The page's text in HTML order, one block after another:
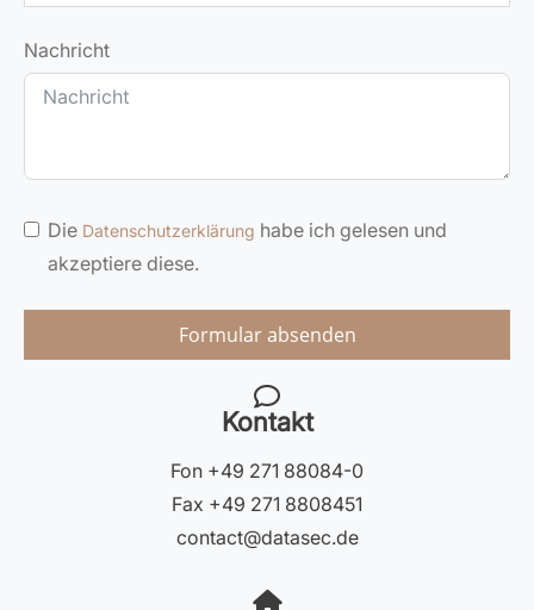
Kontakt
Fon +49 271 88084-0
Fax +49 271 8808451
contact@datasec.de
Nachricht
Die Datenschutzerklärung habe ich gelesen und
akzeptiere diese.
Formular absenden